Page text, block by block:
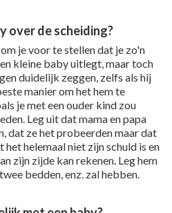
over de scheiding?
je voor te stellen dat je zo'n
kleine baby uitlegt, maar toch
duidelijk zeggen, zelfs als hij
manier om het hem te
je met een ouder kind zou
Leg uit dat mama en papa
dat ze het probeerden maar dat
het helemaal niet zijn schuld is en
zijn zijde kan rekenen. Leg hem
bedden, enz. zal hebben.